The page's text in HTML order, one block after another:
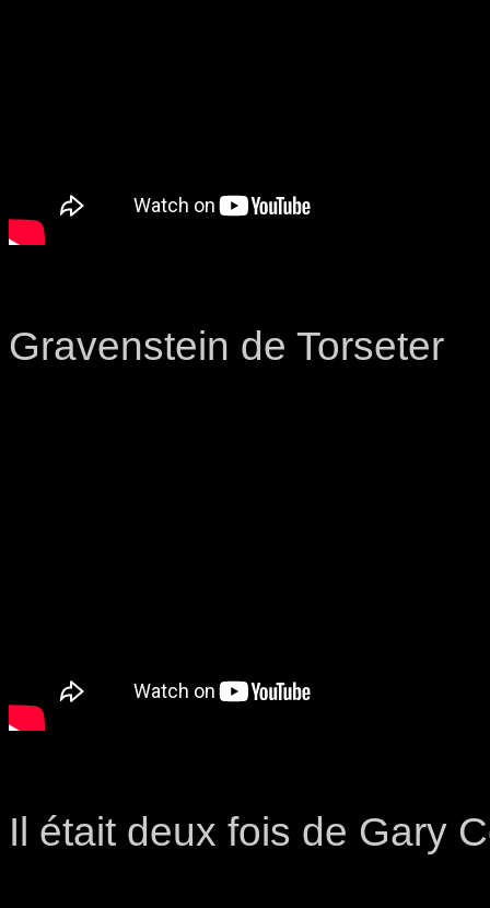
Gravenstein de Torseter
Il était deux fois de Gary